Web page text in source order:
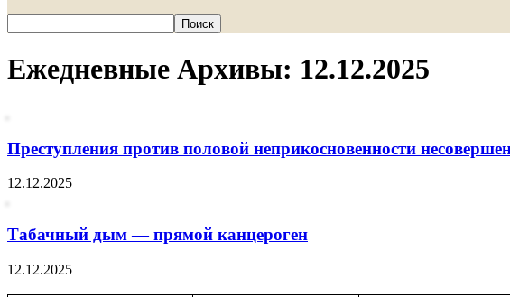
Ежедневные Архивы: 12.12.2025
Преступления против половой неприкосновенности
12.12.2025
Табачный дым — прямой канцероген
12.12.2025